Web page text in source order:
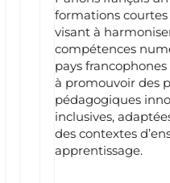
formations
visant à
compétences
pays
à promouvoir des
pédagogiques
inclusives,
des contextes
apprentissage.